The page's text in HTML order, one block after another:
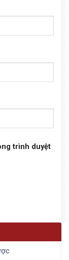
trình duyệt